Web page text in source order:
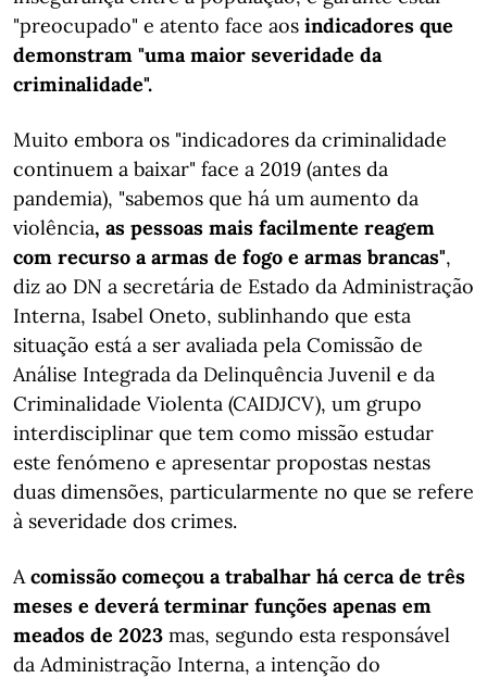
"preocupado" e atento face aos indicadores que
demonstram "uma maior severidade da
criminalidade".
Muito embora os "indicadores da criminalidade
continuem a baixar" face a 2019 (antes da
pandemia), "sabemos que há um aumento da
violência, as pessoas mais facilmente reagem
com recurso a armas de fogo e armas brancas",
diz ao DN a secretária de Estado da Administração
Interna, Isabel Oneto, sublinhando que esta
situação está a ser avaliada pela Comissão de
Análise Integrada da Delinquência Juvenil e da
Criminalidade Violenta (CAIDJCV), um grupo
interdisciplinar que tem como missão estudar
este fenómeno e apresentar propostas nestas
duas dimensões, particularmente no que se refere
à severidade dos crimes.
Acomissão começou a trabalhar há cerca de três
meses e deverá terminar funções apenas em
meados de 2023 mas, segundo esta responsável
da Administração Interna, a intenção do